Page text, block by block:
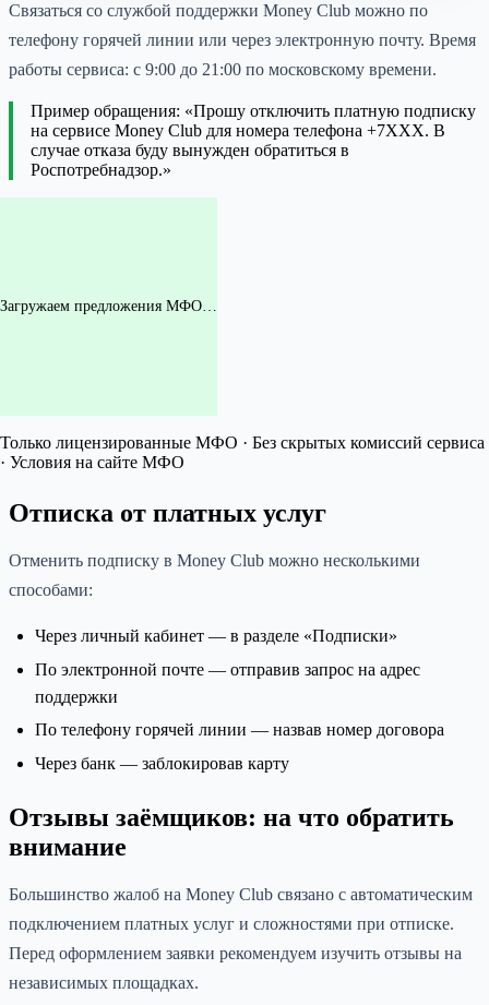
Связаться со службой поддержки Money Club можно по
телефону горячей линии или через электронную почту. Время
работы сервиса: с 9:00 до 21:00 по московскому времени.
Пример обращения: «Прошу отключить платную подписку
на сервисе Money Club для номера телефона +7XXX. В
случае отказа буду вынужден обратиться в
Роспотребнадзор.»
Загружаем предложения МФО…
Только лицензированные МФО · Без скрытых комиссий сервиса
· Условия на сайте МФО
Отписка от платных услуг
Отменить подписку в Money Club можно несколькими
способами:
Через личный кабинет — в разделе «Подписки»
По электронной почте — отправив запрос на адрес
поддержки
По телефону горячей линии — назвав номер договора
Через банк — заблокировав карту
Отзывы заёмщиков: на что обратить
внимание
Большинство жалоб на Money Club связано с автоматическим
подключением платных услуг и сложностями при отписке.
Перед оформлением заявки рекомендуем изучить отзывы на
независимых площадках.